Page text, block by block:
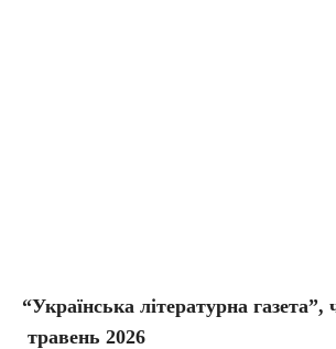
“Українська літературна газета”,
травень 2026